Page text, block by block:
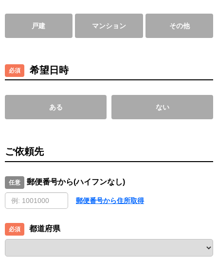
戸建 マンション その他
希望日時
ある ない
ご依頼先
郵便番号から(ハイフンなし)
郵便番号から住所取得
都道府県